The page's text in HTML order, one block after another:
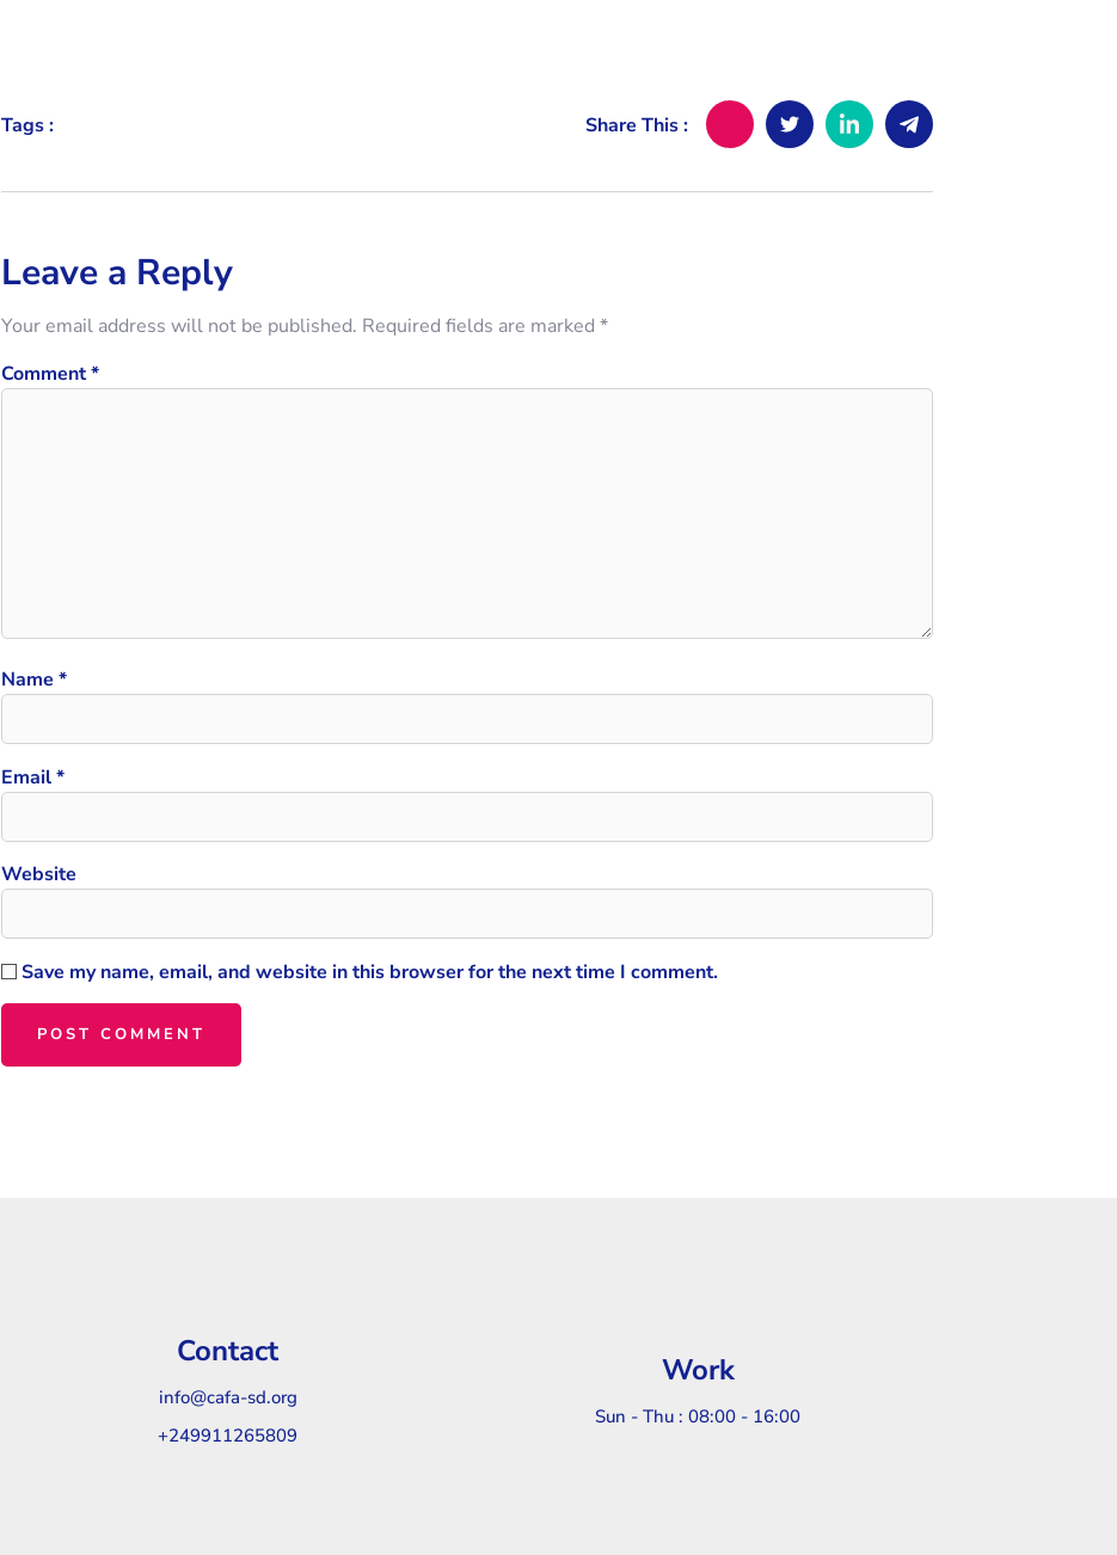
Tags : Share This :
Leave a Reply
Your email address will not be published. Required fields are marked *
Comment*
Name *
Email*
Website
Save my name, email, and website in this browser for the next time I comment.
Contact
info@cafa-sd.org
+249911265809
Work
Sun - Thu : 08:00 - 16:00